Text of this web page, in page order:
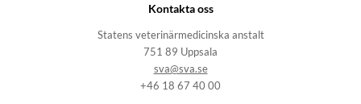
Kontakta oss
Statens veterinärmedicinska anstalt
751 89 Uppsala
sva@sva.se
+46 18 67 40 00